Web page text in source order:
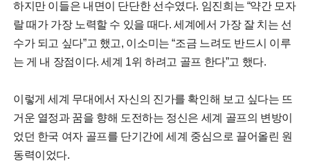
하지만 이들은 내면이 단단한 선수였다. 임진희는 “약간 모자
랄 때가 가장 노력할 수 있을 때다. 세계에서 가장 잘 치는 선
수가 되고 싶다”고 했고, 이소미는 “조금 느려도 반드시 이루
는 게 내 장점이다. 세계 1위 하려고 골프 한다”고 했다.
이렇게 세계 무대에서 자신의 진가를 확인해 보고 싶다는 뜨
거운 열정과 꿈을 향해 도전하는 정신은 세계 골프의 변방이
었던 한국 여자 골프를 단기간에 세계 중심으로 끌어올린 원
동력이었다.